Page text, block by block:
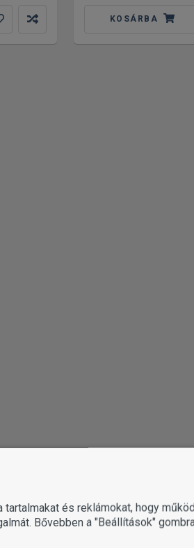
KOSÁRBA
és reklámokat, hogy
Bővebben a "Beállítások"